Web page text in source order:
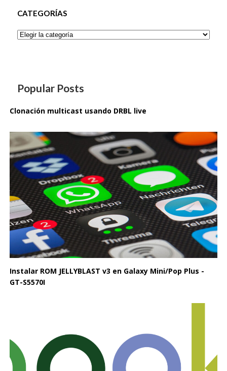
CATEGORÍAS
Categorías
Popular Posts
Clonación multicast usando DRBL live
Instalar ROM JELLYBLAST v3 en Galaxy Mini/Pop Plus -
GT-S5570I